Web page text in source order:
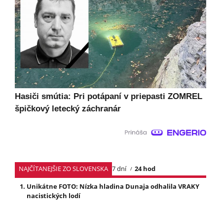
Hasiči smútia: Pri potápaní v priepasti ZOMREL
špičkový letecký záchranár
NAJČÍTANEJŠIE ZO SLOVENSKA 7 dní
24 hod
Unikátne FOTO: Nízka hladina Dunaja odhalila VRAKY
nacistických lodí